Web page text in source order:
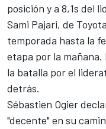
posición y a 8,1s del
Sami Pajari, de
temporada hasta la
etapa por la
la batalla por el
detrás.
Sébastien Ogier
"decente" en su